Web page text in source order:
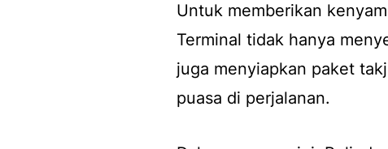
Untuk memberikan
Terminal tidak hanya
juga menyiapkan paket
puasa di perjalanan.